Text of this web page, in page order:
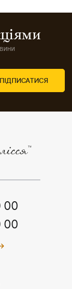
00
00